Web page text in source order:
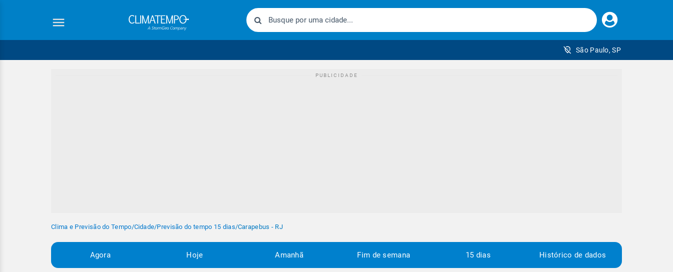
Faça
seu
São Paulo, SP
Clima e Previsão do Tempo/Cidade/Previsão do tempo 15 dias/Carapebus - RJ
Agora Hoje Amanhã Fim de semana 15 dias Histórico de dados